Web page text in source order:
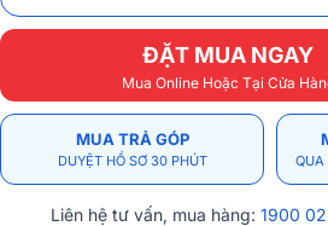
ĐẶT MUA NGAY
Mua Online Hoặc Tại Cửa
MUA TRẢ GÓP
DUYỆT HỒ SƠ 30 PHÚT QUA
Liên hệ tư vấn, mua hàng: 1900